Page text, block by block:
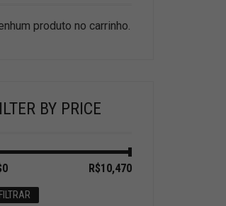
produto no carrinho.
BY PRICE
FILTRAR
Preço: R$10,470